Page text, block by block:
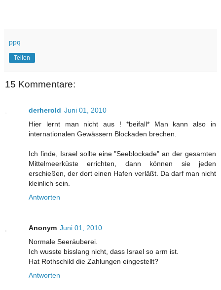
ppq
Teilen
15 Kommentare:
derherold Juni 01, 2010
Hier lernt man nicht aus ! *beifall* Man kann also in
internationalen Gewässern Blockaden brechen.
Ich finde, Israel sollte eine "Seeblockade" an der gesamten
Mittelmeerküste errichten, dann können sie jeden
erschießen, der dort einen Hafen verläßt. Da darf man nicht
kleinlich sein.
Antworten
Anonym Juni 01, 2010
Normale Seeräuberei.
Ich wusste bisslang nicht, dass Israel so arm ist.
Hat Rothschild die Zahlungen eingestellt?
Antworten